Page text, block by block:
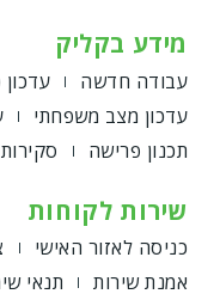
מידע בקליק
עבודה חדשה
עדכון מצב משפחתי
תכנון פרישה
שירות לקוחות
כניסה לאזור האישי
אמנת שירות
תנאי